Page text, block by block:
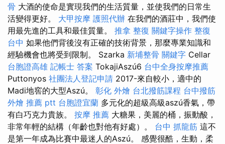
骨 大酒的使命是實現我們的生活質量，並使我們的日常生
活變得更好。 大甲按摩 護照代辦 在我們的酒莊中，我們使
用最先進的工具和最佳質量。 推拿 整復 關鍵字操作 整復
台中 如果他們背後沒有正確的技術背景，那麼專業知識和
經驗機會也將受到限制。 Szarka 新埔整骨 關鍵字 Cellar
台胞證高雄 記帳士 答案 TokajiAszú6 台中全身按摩推薦
Puttonyos 社團法人登記申請 2017-來自較小，適中的
Madi地窖的大型Aszú。 彰化 外燴 台北撥筋課程 台中撥筋
外燴 推薦 ptt 台胞證宜蘭 多元化的超級高級aszú香氣，帶
有白巧克力貴族。 按摩 推薦 大糖果，美麗的桶，振動酸，
非常年輕的結構（年齡也對他有好處）。 台中 抓龍筋 這不
是第一年成為比賽中最迷人的Aszú。 感覺很酷，生動，柔